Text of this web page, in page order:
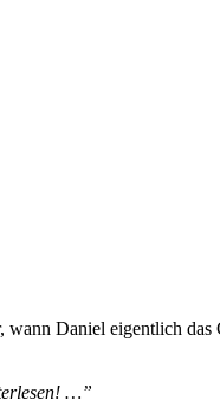
Daniel eigentlich das
…”